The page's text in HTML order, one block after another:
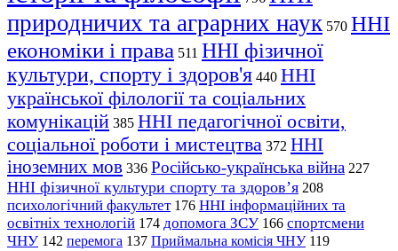
природничих та аграрних наук 570 ННІ
економіки і права 511 ННІ фізичної
культури, спорту і здоров'я 440 ННІ
української філології та соціальних
комунікацій 385 ННІ педагогічної освіти,
соціальної роботи і мистецтва 372 ННІ
іноземних мов 336 Російсько-українська війна 227
ННІ фізичної культури спорту та здоров’я 208
психологічний факультет 176 ННІ інформаційних та
освітніх технологій 174 допомога ЗСУ 166 спортсмени
ЧНУ 142 перемога 137 Приймальна комісія ЧНУ 119